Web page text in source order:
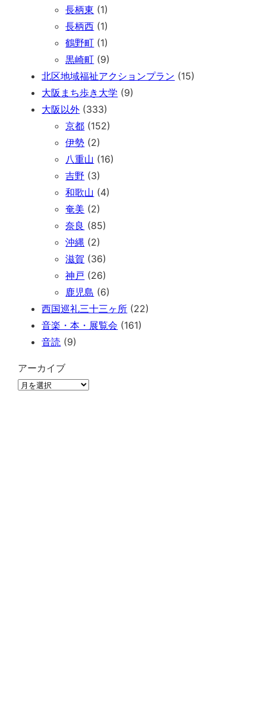
長柄東 (1)
長柄西 (1)
鶴野町 (1)
黒崎町 (9)
北区地域福祉アクションプラン (15)
大阪まち歩き大学 (9)
大阪以外 (333)
京都 (152)
伊勢 (2)
八重山 (16)
吉野 (3)
和歌山 (4)
奄美 (2)
奈良 (85)
沖縄 (2)
滋賀 (36)
神戸 (26)
鹿児島 (6)
西国巡礼三十三ヶ所 (22)
音楽・本・展覧会 (161)
音読 (9)
アーカイブ